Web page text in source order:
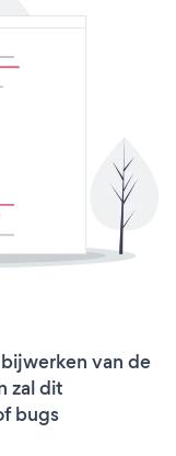
van de
zal dit
bugs